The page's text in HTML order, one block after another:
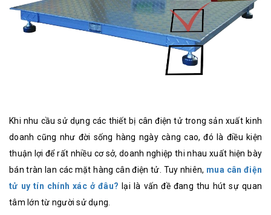
Khi nhu cầu sử dụng các thiết bị cân điện tử trong sản xuất kinh
doanh cũng như đời sống hàng ngày càng cao, đó là điều kiện
thuận lợi để rất nhiều cơ sở, doanh nghiệp thi nhau xuất hiện bày
bán tràn lan các mặt hàng cân điện tử. Tuy nhiên, mua cân điện
tử uy tín chính xác ở đâu? lại là vấn đề đang thu hút sự quan
tâm lớn từ người sử dụng.